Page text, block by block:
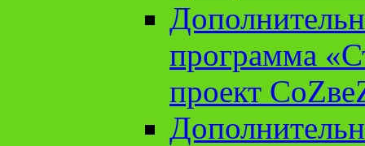
программа
проект